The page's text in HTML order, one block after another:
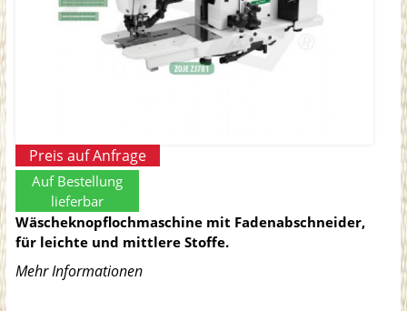
Preis auf Anfrage
Auf Bestellung
lieferbar
Wäscheknopflochmaschine mit Fadenabschneider,
für leichte und mittlere Stoffe.
Mehr Informationen